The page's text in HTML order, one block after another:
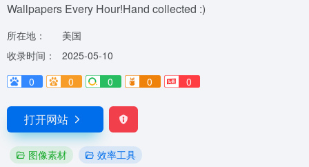
Wallpapers Every Hour!Hand collected :)
所在地：
美国
收录时间：
2025-05-10
0
0 0 0 0
打开网站
图像素材 效率工具